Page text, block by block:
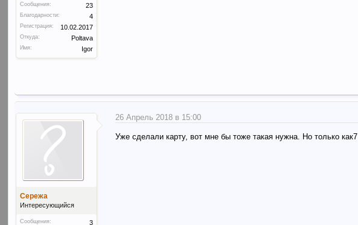
Сообщения: 23
Благодарности: 4
Регистрация: 10.02.2017
Откуда: Poltava
Имя: Igor
Сережа
Интересующийся
Сообщения: 3
26 Апрель 2018 в 15:00
Уже сделали карту, вот мне бы тоже такая нужна. Но только как7